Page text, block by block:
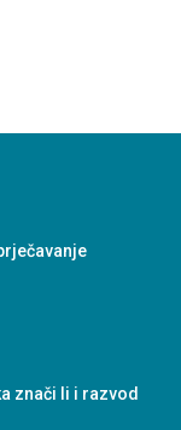
znači li i razvod